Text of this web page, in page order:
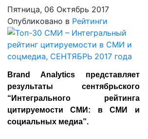
Пятница, 06 Октябрь 2017
Опубликовано в Рейтинги
Brand Analytics представляет
результаты сентябрьского
“Интегрального рейтинга
цитируемости СМИ: в СМИ и
социальных медиа”.